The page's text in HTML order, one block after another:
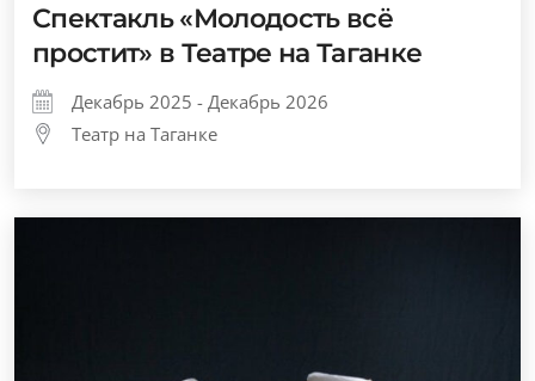
Спектакль «Молодость всё
простит» в Театре на Таганке
Декабрь 2025 - Декабрь 2026
Театр на Таганке